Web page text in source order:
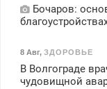
Бочаров:
8 Авг, ЗДОРОВЬЕ
В Волгограде
чудовищной